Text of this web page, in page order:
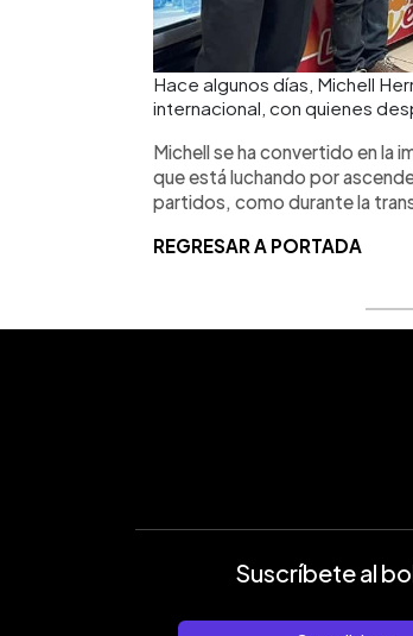
Hace algunos días, Michell
internacional, con quienes
Michell se ha convertido en la
que está luchando por
partidos, como durante la
REGRESAR A PORTADA
Suscríbete al